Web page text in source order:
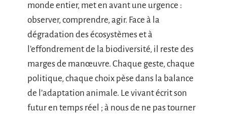
monde entier, met en avant une urgence :
observer, comprendre, agir. Face à la
dégradation des écosystèmes et à
l’effondrement de la biodiversité, il reste des
marges de manœuvre. Chaque geste, chaque
politique, chaque choix pèse dans la balance
de l’adaptation animale. Le vivant écrit son
futur en temps réel ; à nous de ne pas tourner